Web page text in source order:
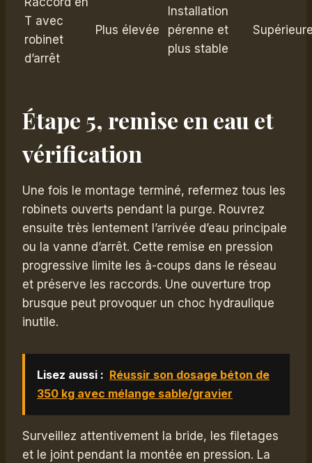
T avec
robinet
d’arrêt
Plus élevée
Installation
pérenne et
plus stable
Étape 5, remise en eau et
vérification
Une fois le montage terminé, refermez tous les
robinets ouverts pendant la purge. Rouvrez
ensuite très lentement l’arrivée d’eau principale
ou la vanne d’arrêt. Cette remise en pression
progressive limite les à-coups dans le réseau
et préserve les raccords. Une ouverture trop
brusque peut provoquer un choc hydraulique
inutile.
Lisez aussi : Réussir son dosage béton de
350 kg avec mélange sable/gravier
Surveillez attentivement la bride, les filetages
et le joint pendant la montée en pression. La